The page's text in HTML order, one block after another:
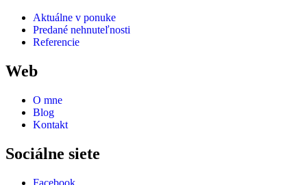
Aktuálne v ponuke
Predané nehnuteľnosti
Referencie
Web
O mne
Blog
Kontakt
Sociálne siete
Facebook